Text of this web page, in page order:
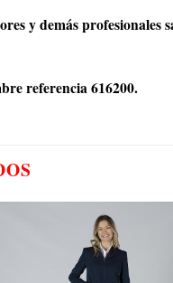
y demás
referencia 616200.